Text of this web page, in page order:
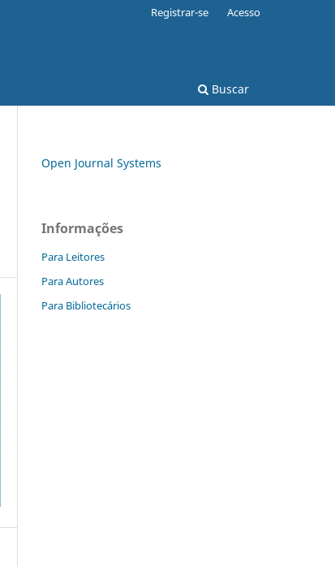
Buscar
Registrar-se Acesso
Open Journal Systems
Informações
Para Leitores
Para Autores
Para Bibliotecários